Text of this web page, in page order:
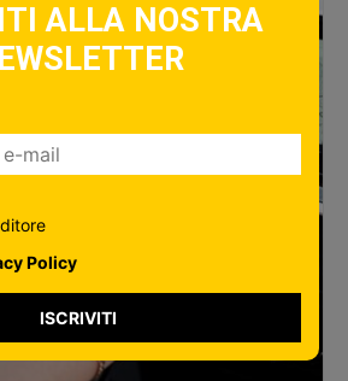
ALLA NOSTRA
Policy
ISCRIVITI